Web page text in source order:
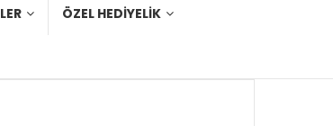
ÖZEL HEDIYELIK